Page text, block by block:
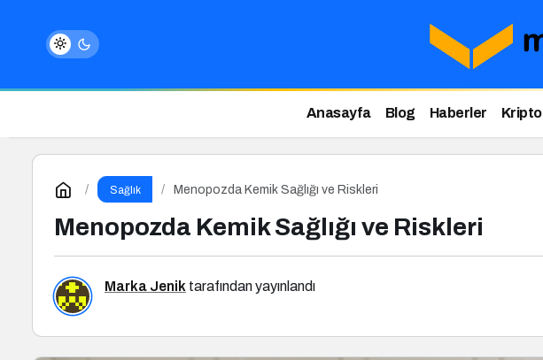
Anasayfa Blog Haberler Kripto
Sağlık Menopozda Kemik Sağlığı ve Riskleri
Menopozda Kemik Sağlığı ve Riskleri
Marka Jenik tarafından yayınlandı